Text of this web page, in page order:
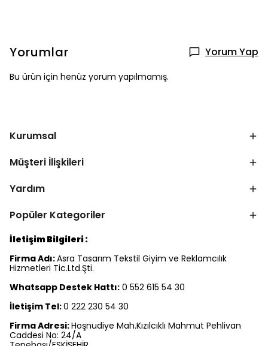
Yorumlar Yorum Yap
Bu ürün için henüz yorum yapılmamış.
Kurumsal
Müşteri İlişkileri
Yardım
Popüler Kategoriler
İletişim Bilgileri :
Firma Adı:Asra Tasarım Tekstil Giyim ve Reklamcılık
Hizmetleri Tic.Ltd.Şti.
Whatsapp Destek Hattı: 0 552 615 54 30
İletişim Tel:0 222 230 54 30
Firma Adresi:Hoşnudiye Mah.Kızılcıklı Mahmut Pehlivan
Caddesi No: 24/A